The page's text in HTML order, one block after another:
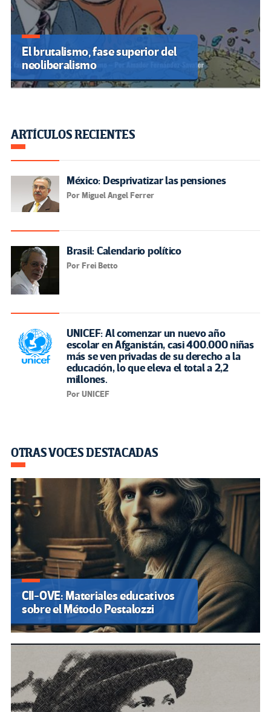
El brutalismo, fase superior del
neoliberalismo
ARTÍCULOS RECIENTES
México: Desprivatizar las pensiones
Por Miguel Angel Ferrer
Brasil: Calendario político
Por Frei Betto
UNICEF: Al comenzar un nuevo año
escolar en Afganistán, casi 400.000 niñas
más se ven privadas de su derecho a la
educación, lo que eleva el total a 2,2
millones.
Por UNICEF
OTRAS VOCES DESTACADAS
CII-OVE: Materiales educativos
sobre el Método Pestalozzi